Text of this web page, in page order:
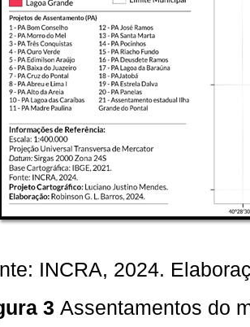
INCRA, 2024.
3 Assentamentos do